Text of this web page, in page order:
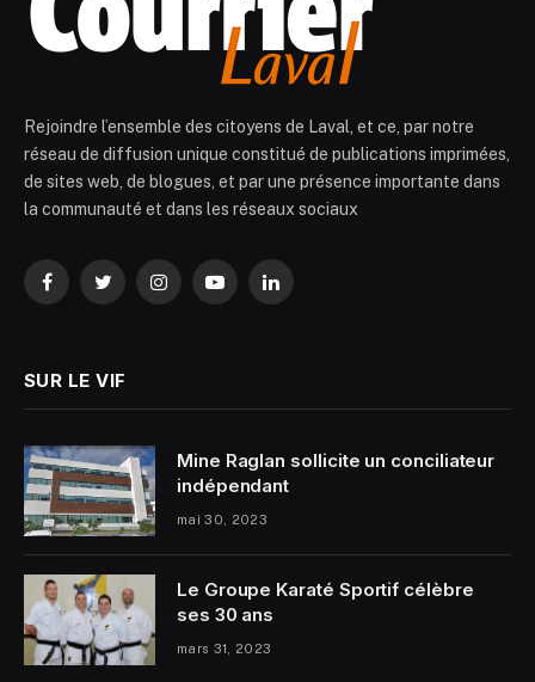
Rejoindre l’ensemble des citoyens de Laval, et ce, par notre
réseau de diffusion unique constitué de publications imprimées,
de sites web, de blogues, et par une présence importante dans
la communauté et dans les réseaux sociaux
FacebookTwitterInstagramYouTubeLinkedIn
SUR LE VIF
Mine Raglan sollicite un conciliateur
indépendant
mai 30, 2023
Le Groupe Karaté Sportif célèbre
ses 30 ans
mars 31, 2023